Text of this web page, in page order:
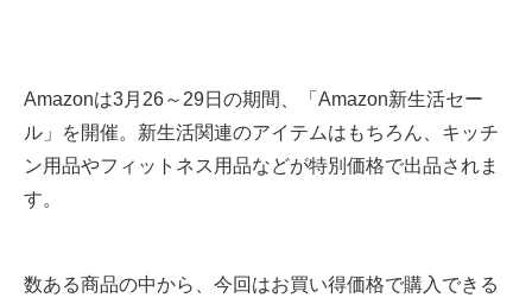
Amazonは3月26～29日の期間、「Amazon新生活セー
ル」を開催。新生活関連のアイテムはもちろん、キッチ
ン用品やフィットネス用品などが特別価格で出品されま
す。
数ある商品の中から、今回はお買い得価格で購入できる